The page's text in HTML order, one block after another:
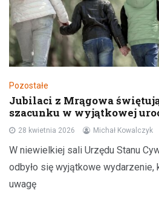
Pozostałe
Jubilaci z Mrągowa
szacunku w wyjątkowej
28 kwietnia 2026 Michał Kowalczyk
W niewielkiej sali Urzędu Stanu
odbyło się wyjątkowe wydarzenie,
uwagę